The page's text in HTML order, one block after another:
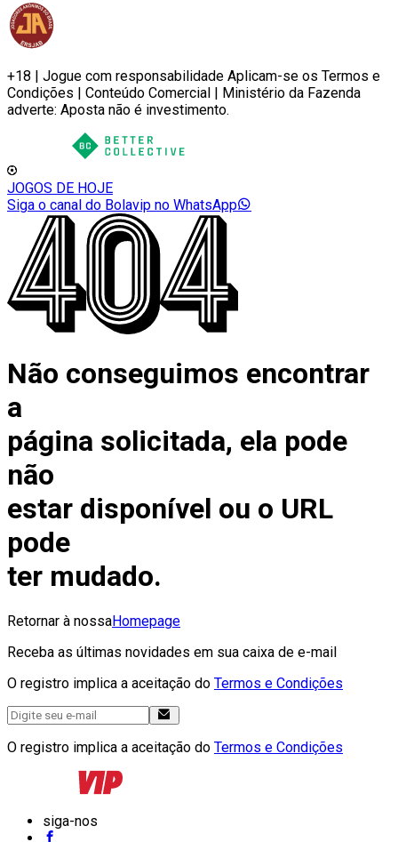
+18 | Jogue com responsabilidade Aplicam-se os Termos e
Condições | Conteúdo Comercial | Ministério da Fazenda
adverte: Aposta não é investimento.
JOGOS DE HOJE
Siga o canal do Bolavip no WhatsApp
Não conseguimos encontrar
a
página solicitada, ela pode
não
estar disponível ou o URL
pode
ter mudado.
Retornar à nossaHomepage
Receba as últimas novidades em sua caixa de e-mail
O registro implica a aceitação do Termos e Condições
O registro implica a aceitação do Termos e Condições
siga-nos